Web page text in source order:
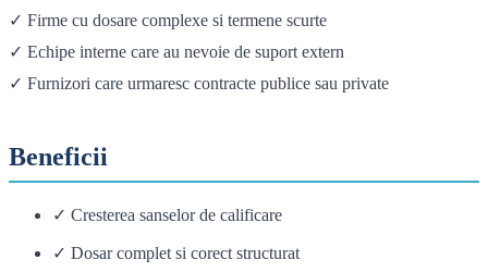
✓ Firme cu dosare complexe si termene scurte
✓ Echipe interne care au nevoie de suport extern
✓ Furnizori care urmaresc contracte publice sau private
Beneficii
✓ Cresterea sanselor de calificare
✓ Dosar complet si corect structurat